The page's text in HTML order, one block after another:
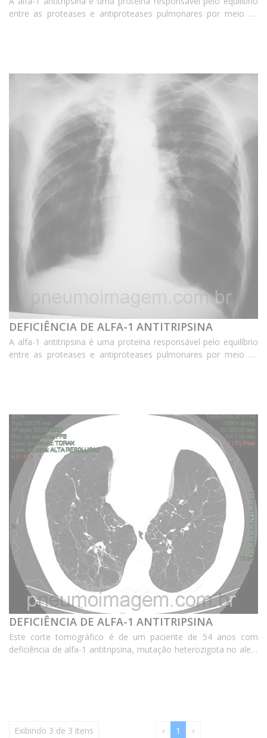
entre as proteases e antiproteases pulmonares por meio da
DEFICIÊNCIA DE ALFA-1 ANTITRIPSINA
A alfa-1 antitripsina é uma proteína responsável pelo equilíbrio
entre as proteases e antiproteases pulmonares por meio da
DEFICIÊNCIA DE ALFA-1 ANTITRIPSINA
Este corte tomográfico é de um paciente de 54 anos com
deficiência de alfa-1 antitripsina, mutação heterozigota no alelo
Exibindo 3 de 3 itens ‹ 1 ›